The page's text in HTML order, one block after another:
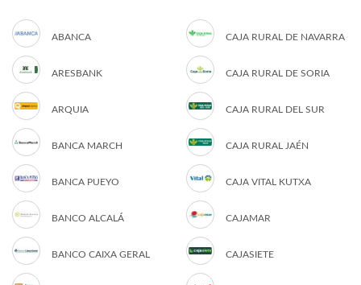
ABANCA
ARESBANK
ARQUIA
BANCA MARCH
BANCA PUEYO
BANCO ALCALÁ
BANCO CAIXA GERAL
CAJA RURAL DE NAVARRA
CAJA RURAL DE SORIA
CAJA RURAL DEL SUR
CAJA RURAL JAÉN
CAJA VITAL KUTXA
CAJAMAR
CAJASIETE